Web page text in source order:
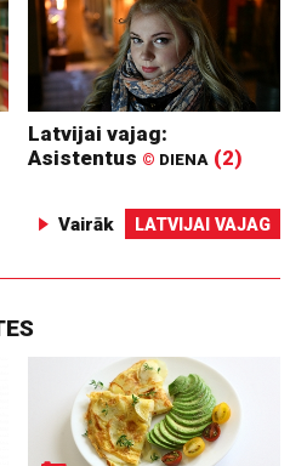
Latvijai vajag:
Asistentus © DIENA (2)
Vairāk LATVIJAI VAJAG